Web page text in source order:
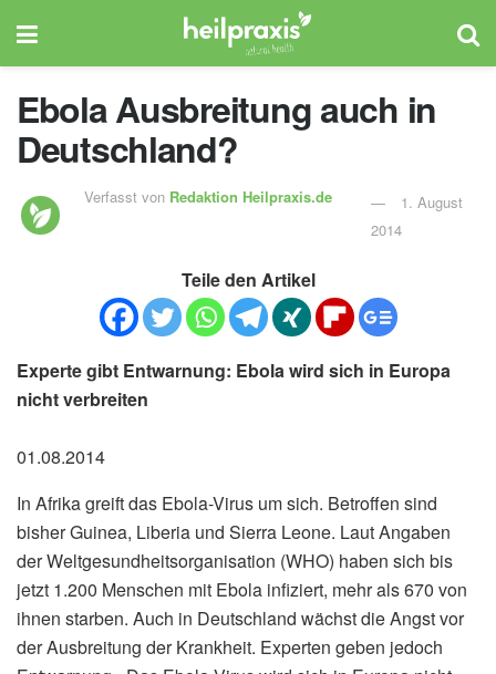
Ebola Ausbreitung auch in
Deutschland?
Verfasst von Redaktion Heilpraxis.de
1. August
2014
Teile den Artikel
Experte gibt Entwarnung: Ebola wird sich in Europa
nicht verbreiten
01.08.2014
In Afrika greift das Ebola-Virus um sich. Betroffen sind
bisher Guinea, Liberia und Sierra Leone. Laut Angaben
der Weltgesundheitsorganisation (WHO) haben sich bis
jetzt 1.200 Menschen mit Ebola infiziert, mehr als 670 von
ihnen starben. Auch in Deutschland wächst die Angst vor
der Ausbreitung der Krankheit. Experten geben jedoch